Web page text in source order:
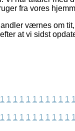
fra vores
værnes om
at vi sidst
1 1 1 1 1 1 1 1 1 1 1 1
1 1 1 1 1 1 1 1 1 1 1 1